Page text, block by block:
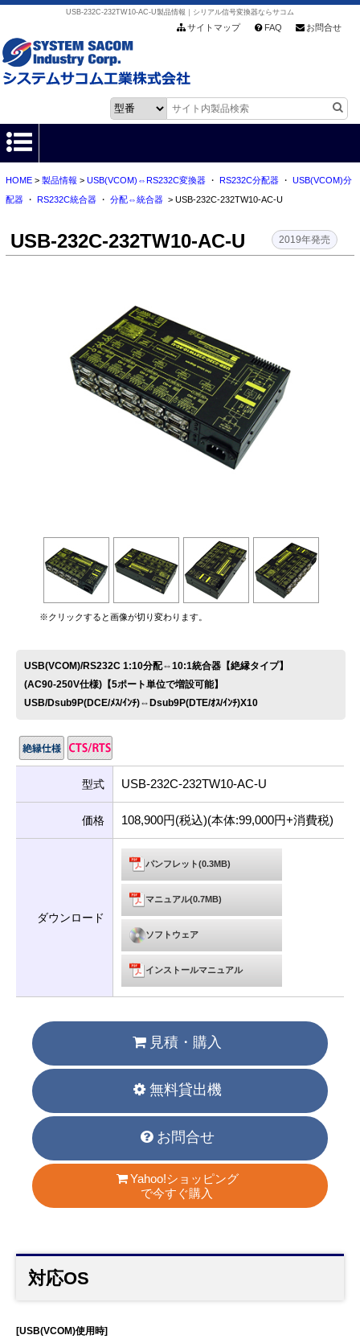
USB-232C-232TW10-AC-U製品情報｜シリアル信号変換器ならサコム
サイトマップ FAQ お問合せ
HOME
各種ダウンロード
会社情報
お問い合わせ
HOME> 製品情報 > USB(VCOM)⇔RS232C変換器・ RS232C分配器・ USB(VCOM)分
配器・ RS232C統合器・ 分配⇔統合器> USB-232C-232TW10-AC-U
USB-232C-232TW10-AC-U 2019年発売
※クリックすると画像が切り変わります。
USB(VCOM)/RS232C 1:10分配⇔10:1統合器【絶縁タイプ】
(AC90-250V仕様)【5ポート単位で増設可能】
USB/Dsub9P(DCE/ﾒｽ/ｲﾝﾁ)⇔Dsub9P(DTE/ｵｽ/ｲﾝﾁ)X10
型式 USB-232C-232TW10-AC-U
価格 108,900円(税込)(本体:99,000円+消費税)
ダウンロード
パンフレット(0.3MB)
マニュアル(0.7MB)
ソフトウェア
インストールマニュアル
見積・購入
無料貸出機
お問合せ
Yahoo!ショッピング
で今すぐ購入
対応OS
[USB(VCOM)使用時]